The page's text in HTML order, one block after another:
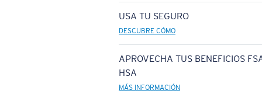
USA TU SEGURO
DESCUBRE CÓMO
APROVECHA TUS BENEFICIOS
HSA
MÁS INFORMACIÓN